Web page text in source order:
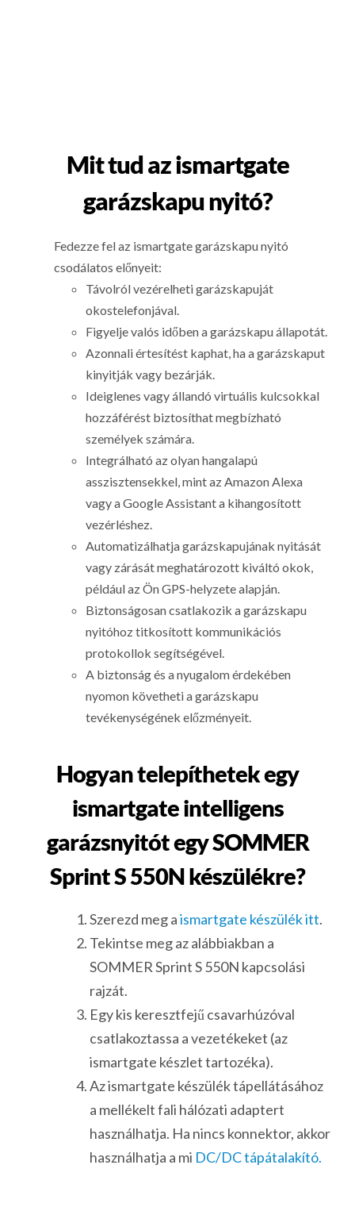
Mit tud az ismartgate
garázskapu nyitó?
Fedezze fel az ismartgate garázskapu nyitó
csodálatos előnyeit:
Távolról vezérelheti garázskapuját
okostelefonjával.
Figyelje valós időben a garázskapu állapotát.
Azonnali értesítést kaphat, ha a garázskaput
kinyitják vagy bezárják.
Ideiglenes vagy állandó virtuális kulcsokkal
hozzáférést biztosíthat megbízható
személyek számára.
Integrálható az olyan hangalapú
asszisztensekkel, mint az Amazon Alexa
vagy a Google Assistant a kihangosított
vezérléshez.
Automatizálhatja garázskapujának nyitását
vagy zárását meghatározott kiváltó okok,
például az Ön GPS-helyzete alapján.
Biztonságosan csatlakozik a garázskapu
nyitóhoz titkosított kommunikációs
protokollok segítségével.
A biztonság és a nyugalom érdekében
nyomon követheti a garázskapu
tevékenységének előzményeit.
Hogyan telepíthetek egy
ismartgate intelligens
garázsnyitót egy SOMMER
Sprint S 550N készülékre?
Szerezd meg aismartgate készülék itt.
Tekintse meg az alábbiakban a
SOMMER Sprint S 550N kapcsolási
rajzát.
Egy kis keresztfejű csavarhúzóval
csatlakoztassa a vezetékeket (az
ismartgate készlet tartozéka).
Az ismartgate készülék tápellátásához
a mellékelt fali hálózati adaptert
használhatja. Ha nincs konnektor, akkor
használhatja a mi DC/DC tápátalakító.